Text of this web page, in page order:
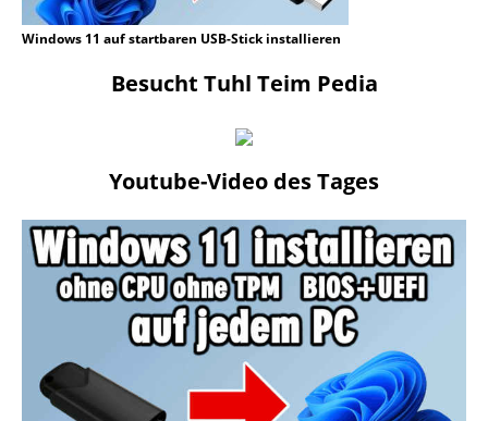
Windows 11 auf startbaren USB-Stick installieren
Besucht Tuhl Teim Pedia
Youtube-Video des Tages